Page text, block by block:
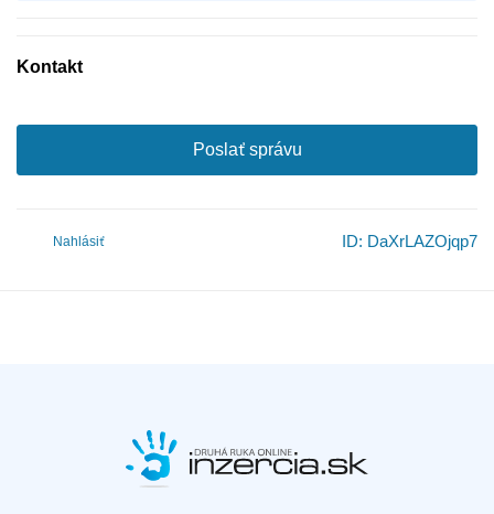
Kontakt
Poslať správu
Nahlásiť ID: DaXrLAZOjqp7